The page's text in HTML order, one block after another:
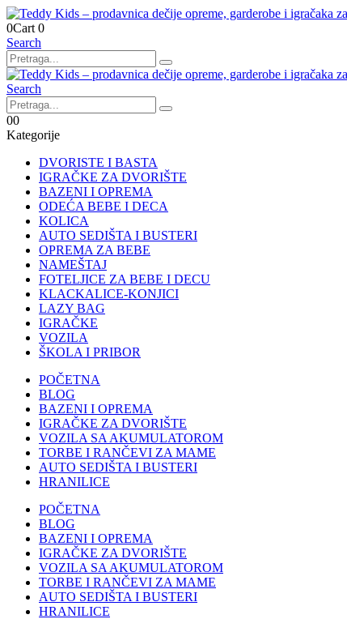
0Cart 0
Search
Search
00
Kategorije
DVORISTE I BASTA
IGRAČKE ZA DVORIŠTE
BAZENI I OPREMA
ODEĆA BEBE I DECA
KOLICA
AUTO SEDIŠTA I BUSTERI
OPREMA ZA BEBE
NAMEŠTAJ
FOTELJICE ZA BEBE I DECU
KLACKALICE-KONJICI
LAZY BAG
IGRAČKE
VOZILA
ŠKOLA I PRIBOR
POČETNA
BLOG
BAZENI I OPREMA
IGRAČKE ZA DVORIŠTE
VOZILA SA AKUMULATOROM
TORBE I RANČEVI ZA MAME
AUTO SEDIŠTA I BUSTERI
HRANILICE
POČETNA
BLOG
BAZENI I OPREMA
IGRAČKE ZA DVORIŠTE
VOZILA SA AKUMULATOROM
TORBE I RANČEVI ZA MAME
AUTO SEDIŠTA I BUSTERI
HRANILICE